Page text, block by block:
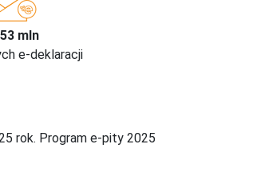
53 mln
e-deklaracji
rok. Program e-pity 2025